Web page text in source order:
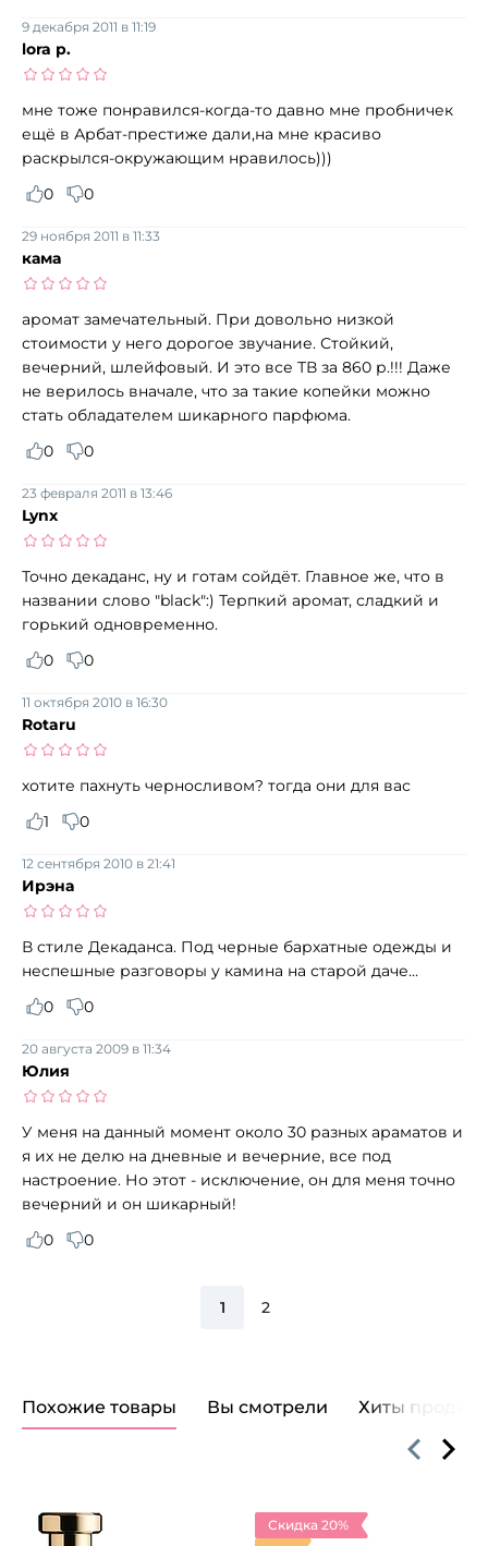
lora p.
9 декабря 2011 в 11:19
мне тоже понравился-когда-то давно мне пробничек
ещё в Арбат-престиже дали,на мне красиво
раскрылся-окружающим нравилось)))
0
0
кама
29 ноября 2011 в 11:33
аромат замечательный. При довольно низкой
стоимости у него дорогое звучание. Стойкий,
вечерний, шлейфовый. И это все ТВ за 860 р.!!! Даже
не верилось вначале, что за такие копейки можно
стать обладателем шикарного парфюма.
0
0
Lynx
23 февраля 2011 в 13:46
Точно декаданс, ну и готам сойдёт. Главное же, что в
названии слово "black":) Терпкий аромат, сладкий и
горький одновременно.
0
0
Rotaru
11 октября 2010 в 16:30
хотите пахнуть черносливом? тогда они для вас
1
0
Ирэна
12 сентября 2010 в 21:41
В стиле Декаданса. Под черные бархатные одежды и
неспешные разговоры у камина на старой даче...
0
0
Юлия
20 августа 2009 в 11:34
У меня на данный момент около 30 разных араматов и
я их не делю на дневные и вечерние, все под
настроение. Но этот - исключение, он для меня точно
вечерний и он шикарный!
0
0
1 2
Похожие товары Вы смотрели Хиты продаж
Скидка 20%